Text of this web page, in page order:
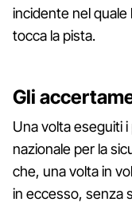
incidente nel
tocca la pista.
Gli
Una volta eseguiti
nazionale per la
che, una volta in
in eccesso, senza